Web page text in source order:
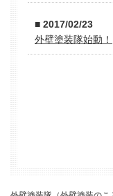
■ 2017/02/23
外壁塗装隊始動！